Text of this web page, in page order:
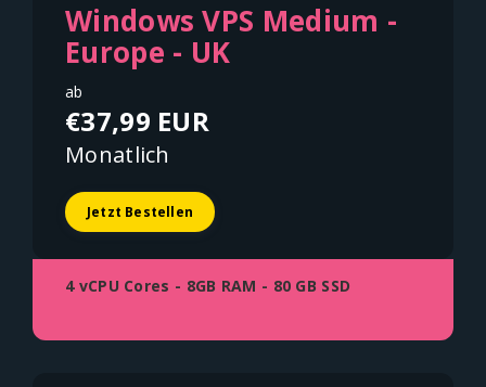
Windows VPS Medium -
Europe - UK
ab
€37,99 EUR
Monatlich
Jetzt Bestellen
4 vCPU Cores - 8GB RAM - 80 GB SSD